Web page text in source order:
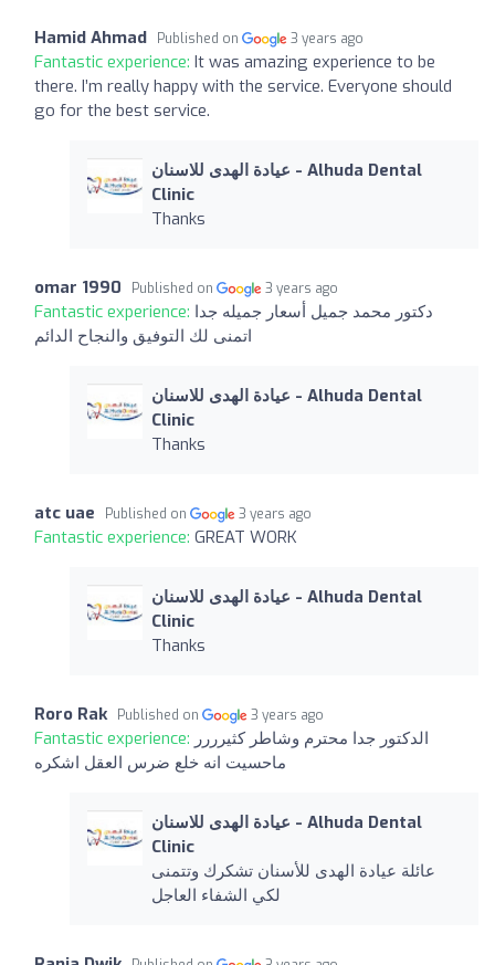
Hamid Ahmad Published on 3 years ago
Fantastic experience: It was amazing experience to be
there. I’m really happy with the service. Everyone should
go for the best service.
عيادة الهدى للاسنان - Alhuda Dental
Clinic
Thanks
omar 1990 Published on 3 years ago
Fantastic experience: دكتور محمد جميل أسعار جميله جدا
اتمنى لك التوفيق والنجاح الدائم
عيادة الهدى للاسنان - Alhuda Dental
Clinic
Thanks
atc uae Published on 3 years ago
Fantastic experience: GREAT WORK
عيادة الهدى للاسنان - Alhuda Dental
Clinic
Thanks
Roro Rak Published on 3 years ago
Fantastic experience: الدكتور جدا محترم وشاطر كثيرررر
ماحسيت انه خلع ضرس العقل اشكره
عيادة الهدى للاسنان - Alhuda Dental
Clinic
عائلة عيادة الهدى للأسنان تشكرك وتتمنى
لكي الشفاء العاجل